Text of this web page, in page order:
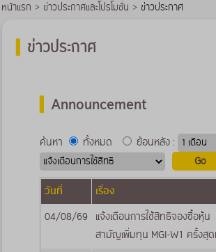
หน้าแรก > ข่าวประกาศและโปรโมชั่น > ข่าวประกาศ
ข่าวประกาศ
Announcement
ค้นหา ทั้งหมด ย้อนหลัง :
วันที่ เรื่อง
04/08/69 แจ้งเตือนการใช้สิทธิจองซื้อหุ้น
สามัญเพิ่มทุน MGI-W1 ครั้งสุ